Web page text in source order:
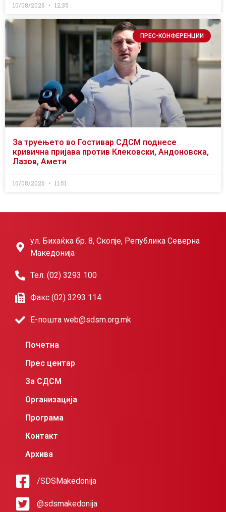
10/08/2026 12:35
ПРЕС-КОНФЕРЕНЦИИ
За труењето во Гостивар СДСМ поднесе
кривична пријава против Клековски, Андоновска,
Лазов, Амети
10/08/2026 11:51
ул. Бихаќка бр. 8, Скопје, Република Северна
Македонија
Тел. (02) 3293 100
Факс (02) 3293 114
Е-пошта web@sdsm.org.mk
Почетна
Прес центар
За СДСМ
Организација
Програма
Контакт
Архива
/SDSMakedonija
@sdsmakedonija